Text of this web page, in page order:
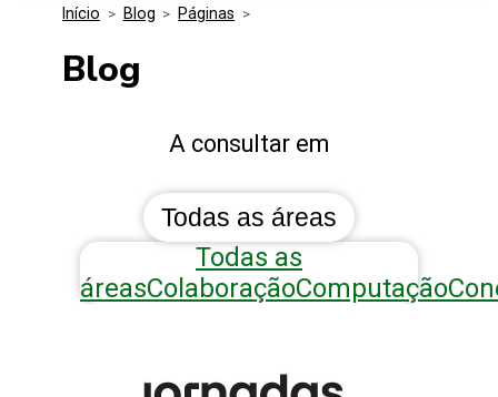
Media Kit
Entidades Ligadas
Eventos
Início > Blog > Páginas >
Blog
A consultar em
Todas as áreas
Todas as
áreasColaboraçãoComputação